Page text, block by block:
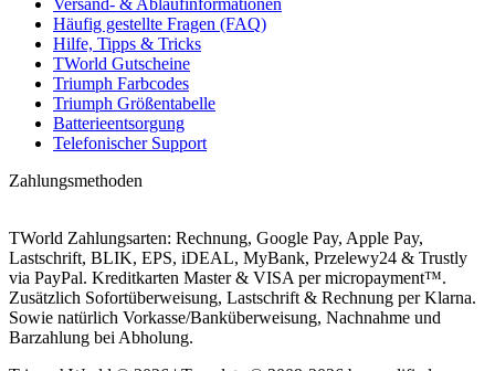
Versand- & Ablaufinformationen
Häufig gestellte Fragen (FAQ)
Hilfe, Tipps & Tricks
TWorld Gutscheine
Triumph Farbcodes
Triumph Größentabelle
Batterieentsorgung
Telefonischer Support
Zahlungsmethoden
TWorld Zahlungsarten: Rechnung, Google Pay, Apple Pay,
Lastschrift, BLIK, EPS, iDEAL, MyBank, Przelewy24 & Trustly
via PayPal. Kreditkarten Master & VISA per micropayment™.
Zusätzlich Sofortüberweisung, Lastschrift & Rechnung per Klarna.
Sowie natürlich Vorkasse/Banküberweisung, Nachnahme und
Barzahlung bei Abholung.